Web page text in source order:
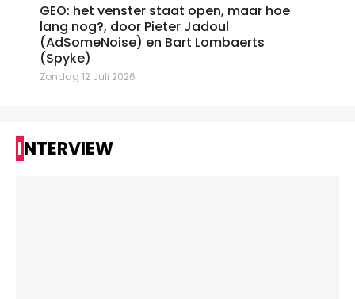
GEO: het venster staat open, maar hoe
lang nog?, door Pieter Jadoul
(AdSomeNoise) en Bart Lombaerts
(Spyke)
Zondag 12 Juli 2026
INTERVIEW